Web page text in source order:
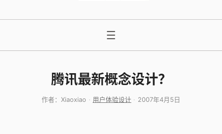
腾讯最新概念设计？
作者： Xiaoxiao 用户体验设计 2007年4月5日